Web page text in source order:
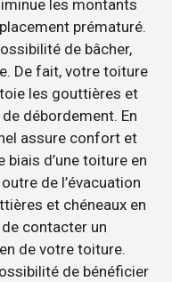
les montants
prématuré.
de bâcher,
De fait, votre toiture
les gouttières et
débordement. En
assure confort et
d’une toiture en
de l’évacuation
et chéneaux en
contacter un
de votre toiture.
de bénéficier